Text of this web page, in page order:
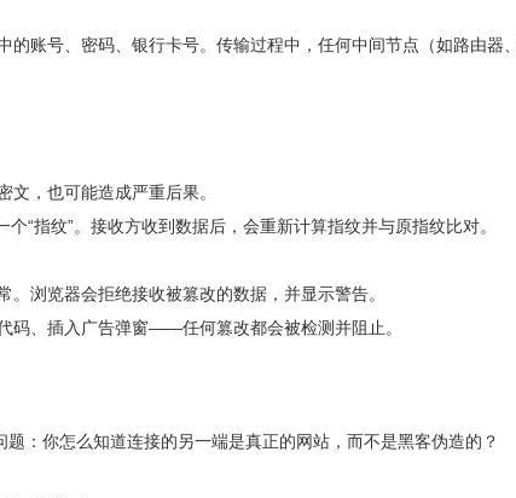
账号、密码、银行卡号。传输过程中，任何中间节点（如路由器
，也可能造成严重后果。
“指纹”。接收方收到数据后，会重新计算指纹并与原指纹比对。
浏览器会拒绝接收被篡改的数据，并显示警告。
码、插入广告弹窗——任何篡改都会被检测并阻止。
：你怎么知道连接的另一端是真正的网站，而不是黑客伪造的？